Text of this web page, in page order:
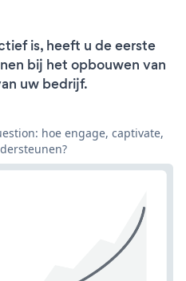
is, heeft u de eerste
bij het opbouwen van
uw bedrijf.
hoe engage, captivate,